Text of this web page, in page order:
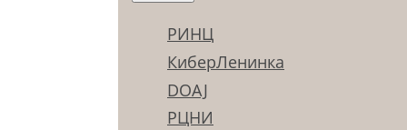
РИНЦ
КиберЛенинка
DOAJ
РЦНИ